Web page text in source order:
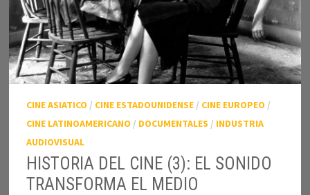
CINE ASIATICO / CINE ESTADOUNIDENSE/ CINE EUROPEO /
CINE LATINOAMERICANO / DOCUMENTALES / INDUSTRIA
AUDIOVISUAL
HISTORIA DEL CINE (3): EL SONIDO
TRANSFORMA EL MEDIO